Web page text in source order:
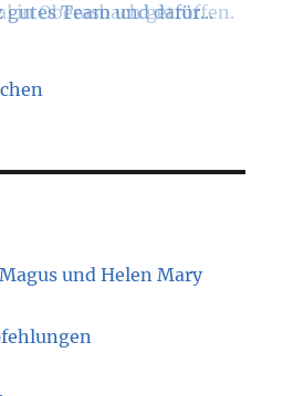
in Oberasbach getroffen.
und Helen Mary